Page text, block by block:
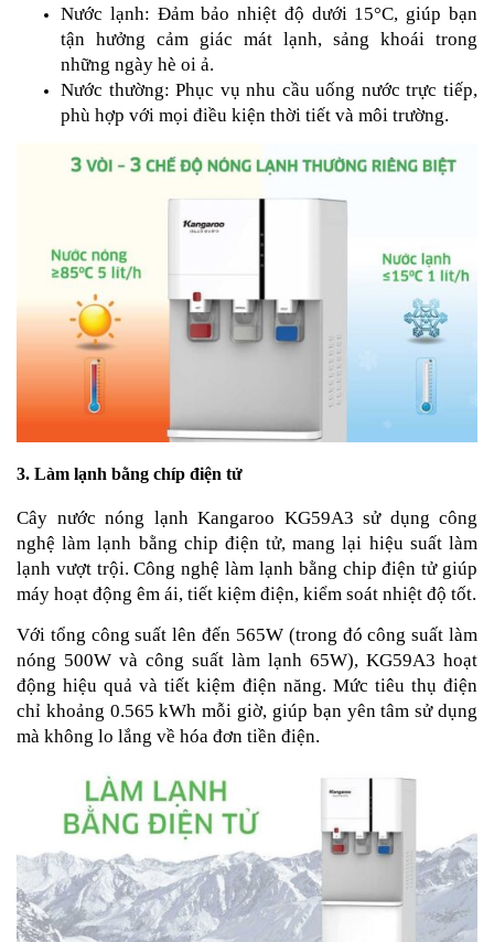
Nước lạnh: Đảm bảo nhiệt độ dưới 15°C, giúp bạn
tận hưởng cảm giác mát lạnh, sảng khoái trong
những ngày hè oi ả.
Nước thường: Phục vụ nhu cầu uống nước trực tiếp,
phù hợp với mọi điều kiện thời tiết và môi trường.
3. Làm lạnh bằng chíp điện tử
Cây nước nóng lạnh Kangaroo KG59A3 sử dụng công
nghệ làm lạnh bằng chip điện tử, mang lại hiệu suất làm
lạnh vượt trội. Công nghệ làm lạnh bằng chip điện tử giúp
máy hoạt động êm ái, tiết kiệm điện, kiểm soát nhiệt độ tốt.
Với tổng công suất lên đến 565W (trong đó công suất làm
nóng 500W và công suất làm lạnh 65W), KG59A3 hoạt
động hiệu quả và tiết kiệm điện năng. Mức tiêu thụ điện
chỉ khoảng 0.565 kWh mỗi giờ, giúp bạn yên tâm sử dụng
mà không lo lắng về hóa đơn tiền điện.